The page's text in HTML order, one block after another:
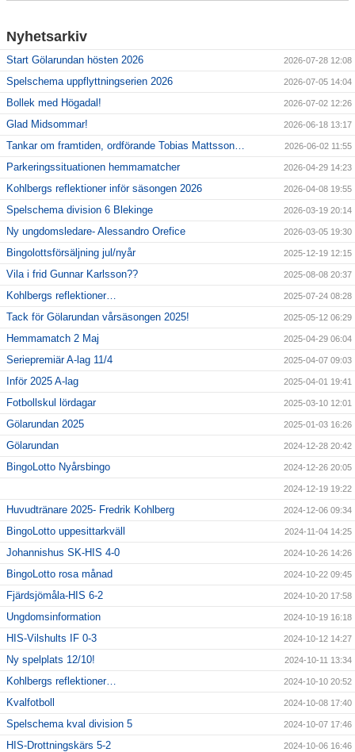
Nyhetsarkiv
Start Gölarundan hösten 2026 2026-07-28 12:08
Spelschema uppflyttningserien 2026 2026-07-05 14:04
Bollek med Högadal! 2026-07-02 12:26
Glad Midsommar! 2026-06-18 13:17
Tankar om framtiden, ordförande Tobias Mattsson… 2026-06-02 11:55
Parkeringssituationen hemmamatcher 2026-04-29 14:23
Kohlbergs reflektioner inför säsongen 2026 2026-04-08 19:55
Spelschema division 6 Blekinge 2026-03-19 20:14
Ny ungdomsledare- Alessandro Orefice 2026-03-05 19:30
Bingolottsförsäljning jul/nyår 2025-12-19 12:15
Vila i frid Gunnar Karlsson?? 2025-08-08 20:37
Kohlbergs reflektioner… 2025-07-24 08:28
Tack för Gölarundan vårsäsongen 2025! 2025-05-12 06:29
Hemmamatch 2 Maj 2025-04-29 06:04
Seriepremiär A-lag 11/4 2025-04-07 09:03
Inför 2025 A-lag 2025-04-01 19:41
Fotbollskul lördagar 2025-03-10 12:01
Gölarundan 2025 2025-01-03 16:26
Gölarundan 2024-12-28 20:42
BingoLotto Nyårsbingo 2024-12-26 20:05
2024-12-19 19:22
Huvudtränare 2025- Fredrik Kohlberg 2024-12-06 09:34
BingoLotto uppesittarkväll 2024-11-04 14:25
Johannishus SK-HIS 4-0 2024-10-26 14:26
BingoLotto rosa månad 2024-10-22 09:45
Fjärdsjömåla-HIS 6-2 2024-10-20 17:58
Ungdomsinformation 2024-10-19 16:18
HIS-Vilshults IF 0-3 2024-10-12 14:27
Ny spelplats 12/10! 2024-10-11 13:34
Kohlbergs reflektioner… 2024-10-10 20:52
Kvalfotboll 2024-10-08 17:40
Spelschema kval division 5 2024-10-07 17:46
HIS-Drottningskärs 5-2 2024-10-06 16:46